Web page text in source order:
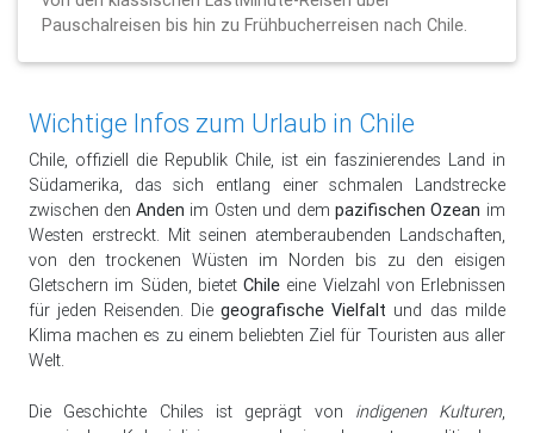
Pauschalreisen bis hin zu Frühbucherreisen nach Chile.
Wichtige Infos zum Urlaub in Chile
Chile, offiziell die Republik Chile, ist ein faszinierendes Land in
Südamerika, das sich entlang einer schmalen Landstrecke
zwischen den Anden im Osten und dem pazifischen Ozean im
Westen erstreckt. Mit seinen atemberaubenden Landschaften,
von den trockenen Wüsten im Norden bis zu den eisigen
Gletschern im Süden, bietet Chile eine Vielzahl von Erlebnissen
für jeden Reisenden. Die geografische Vielfalt und das milde
Klima machen es zu einem beliebten Ziel für Touristen aus aller
Welt.
Die Geschichte Chiles ist geprägt von indigenen Kulturen,